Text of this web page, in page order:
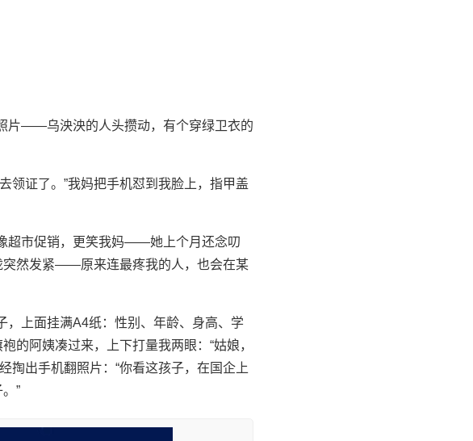
片——乌泱泱的人头攒动，有个穿绿卫衣的
领证了。”我妈把手机怼到我脸上，指甲盖
超市促销，更笑我妈——她上个月还念叨
突然发紧——原来连最疼我的人，也会在某
，上面挂满A4纸：性别、年龄、身高、学
的阿姨凑过来，上下打量我两眼：“姑娘，
掏出手机翻照片：“你看这孩子，在国企上
”